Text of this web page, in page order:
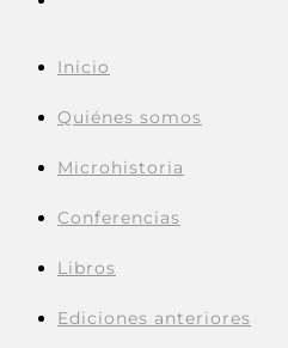
Inicio
Quiénes somos
Microhistoria
Conferencias
Libros
Ediciones anteriores